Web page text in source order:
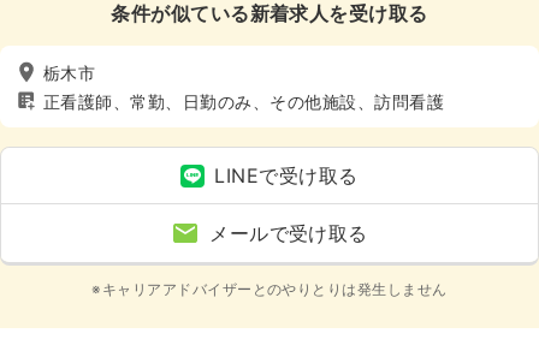
条件が似ている新着求人を受け取る
栃木市
正看護師、常勤、日勤のみ、その他施設、訪問看護
LINEで受け取る
メールで受け取る
※キャリアアドバイザーとのやりとりは発生しません